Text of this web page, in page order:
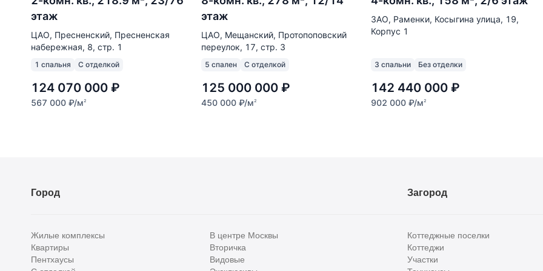
этаж
ЦАО, Пресненский, Пресненская
набережная, 8, стр. 1
1 спальня С отделкой
124 070 000 ₽
567 000 ₽/м2
этаж
ЦАО, Мещанский, Протопоповский
переулок, 17, стр. 3
5 спален С отделкой
125 000 000 ₽
450 000 ₽/м2
ЗАО, Раменки, Косыгина улица, 19,
Корпус 1
3 спальни Без отделки
142 440 000 ₽
902 000 ₽/м2
Город
Жилые комплексы
Квартиры
Пентхаусы
В центре Москвы
Вторичка
Видовые
Загород
Коттеджные поселки
Коттеджи
Участки